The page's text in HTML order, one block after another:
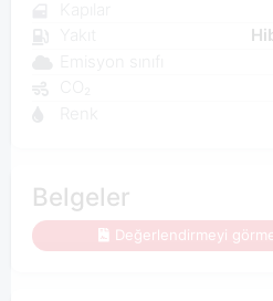
Belgeler
Değerlendirmeyi